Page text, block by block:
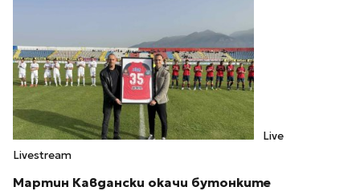
Live
Livestream
Мартин Кавдански окачи бутонките